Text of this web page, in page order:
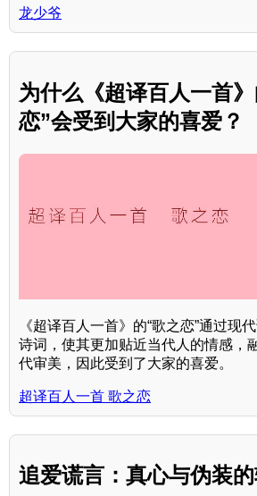
龙少爷
为什么《超译百人一首
恋”会受到大家的喜爱？
《超译百人一首》的“歌之恋”通过现
诗词，使其更加贴近当代人的情感，
代审美，因此受到了大家的喜爱。
超译百人一首 歌之恋
追爱谎言：真心与伪装